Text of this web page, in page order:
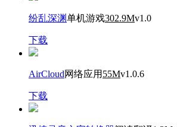
纷乱深渊单机游戏302.9Mv1.0
下载
AirCloud网络应用 55Mv1.0.6
下载